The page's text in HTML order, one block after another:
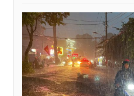
t
T
i
m
e
o